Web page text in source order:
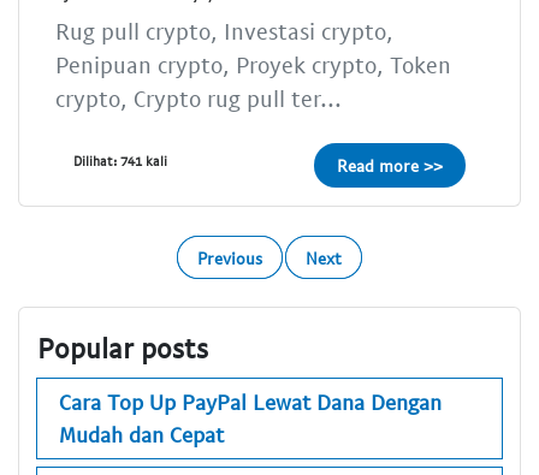
Rug pull crypto, Investasi crypto,
Penipuan crypto, Proyek crypto, Token
crypto, Crypto rug pull ter...
Dilihat: 741 kali Read more >>
Previous Next
Popular posts
Cara Top Up PayPal Lewat Dana Dengan
Mudah dan Cepat